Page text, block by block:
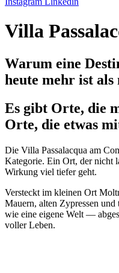
Villa
Warum eine
heute mehr ist
Es gibt Orte, die
Orte, die etwas
Die Villa Passalacqua am
Kategorie. Ein Ort, der nicht
Wirkung viel tiefer geht.
Versteckt im kleinen Ort
Mauern, alten Zypressen
wie eine eigene Welt —
voller Leben.